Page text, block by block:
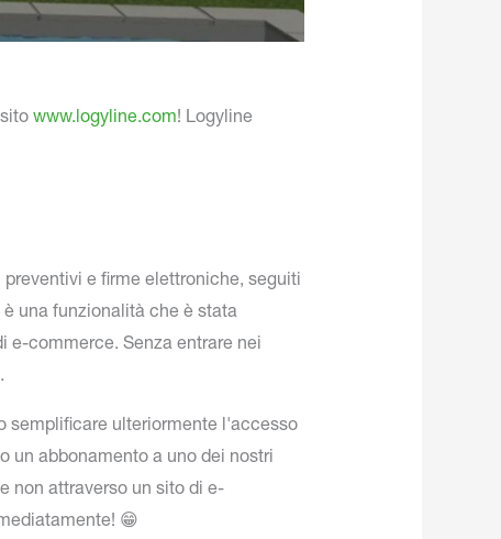
www.logyline.com! Logyline
e firme elettroniche, seguiti
una funzionalità che è stata
e-commerce. Senza entrare nei
semplificare ulteriormente l'accesso
un abbonamento a uno dei nostri
non attraverso un sito di e-
😁